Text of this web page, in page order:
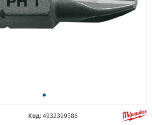
Код:4932399586